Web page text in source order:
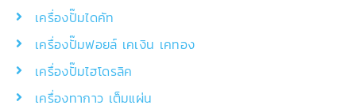
เครื่องปั๊มไดคัท
เครื่องปั๊มฟอยล์ เคเงิน เคทอง
เครื่องปั๊มไฮโดรลิค
เครื่องทากาว เต็มแผ่น